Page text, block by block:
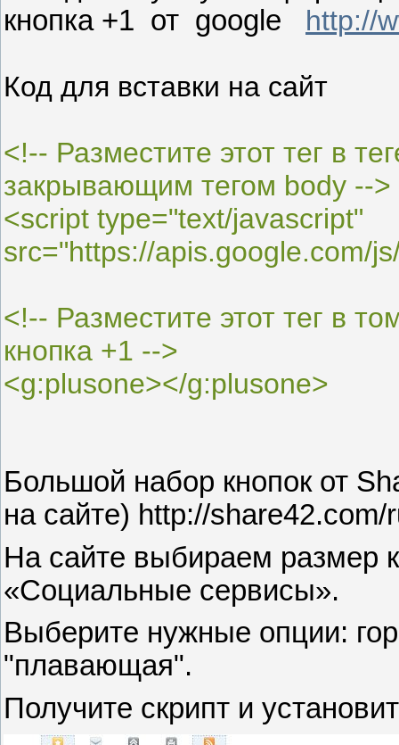
кнопка +1 от google http://
Код для вставки на сайт
<!-- Разместите этот тег в
закрывающим тегом body -->
<script type="text/javascript"
src="https://apis.google.com/
<!-- Разместите этот тег в
кнопка +1 -->
<g:plusone></g:plusone>
Большой набор кнопок от
на сайте) http://share42.com/
На сайте выбираем размер
«Социальные сервисы».
Выберите нужные опции:
"плавающая".
Получите скрипт и